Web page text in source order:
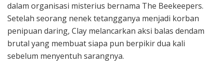
dalam organisasi misterius bernama The Beekeepers.
Setelah seorang nenek tetangganya menjadi korban
penipuan daring, Clay melancarkan aksi balas dendam
brutal yang membuat siapa pun berpikir dua kali
sebelum menyentuh sarangnya.